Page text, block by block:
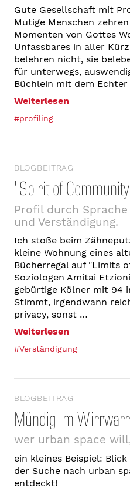
Gute Gesellschaft mit
Mutige Menschen
Momenten von Gottes
Unfassbares in aller
belehren nicht, sie
für unterwegs,
Büchlein mit dem
Weiterlesen
#profiling
BLOGBEITRAG
"Spirit of
Profil durch
und Verständigung.
Ich stoße beim
kleine Wohnung eines
Bücherregal auf "Limits
Soziologen Amitai
gebürtige Kölner mit 94
Stimmt, irgendwann
privacy, sonst …
Weiterlesen
#Verständigung
BLOGBEITRAG
Mündig im
wer urban space
ein kleines Beispiel:
der Suche nach urban
entdeckt!